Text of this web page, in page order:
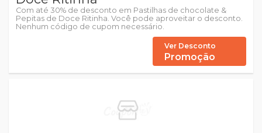
Com até 30% de desconto em Pastilhas de chocolate &
Pepitas de Doce Ritinha. Você pode aproveitar o desconto.
Nenhum código de cupom necessário.
Ver Desconto
Promoção